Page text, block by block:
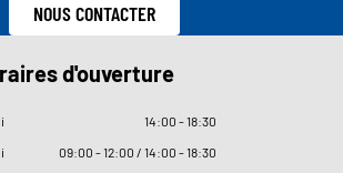
NOUS CONTACTER
d'ouverture
14:00 - 18:30
09:00 - 12:00 / 14:00 - 18:30